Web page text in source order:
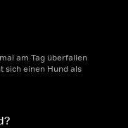
am Tag überfallen
sich einen Hund als